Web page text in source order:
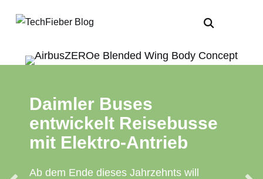
Daimler Buses
entwickelt Reisebusse
mit Elektro-Antrieb
Ab dem Ende dieses Jahrzehnts will